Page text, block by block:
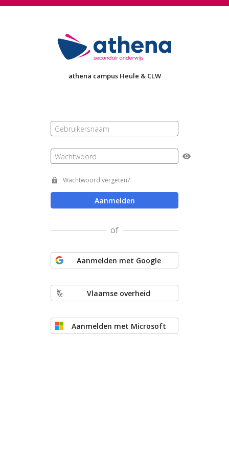
athena campus Heule & CLW
Gebruikersnaam
Wachtwoord
Wachtwoord vergeten?
Aanmelden
of
Aanmelden met Google
Vlaamse overheid
Aanmelden met Microsoft